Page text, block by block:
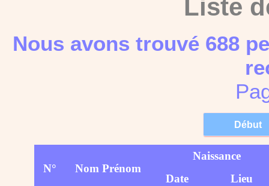
Liste
Nous avons trouvé 688
N° Nom Prénom
Naissance
Date
Lieu